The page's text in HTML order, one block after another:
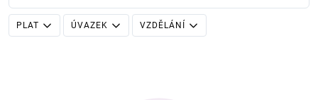
PLAT ÚVAZEK VZDĚLÁNÍ